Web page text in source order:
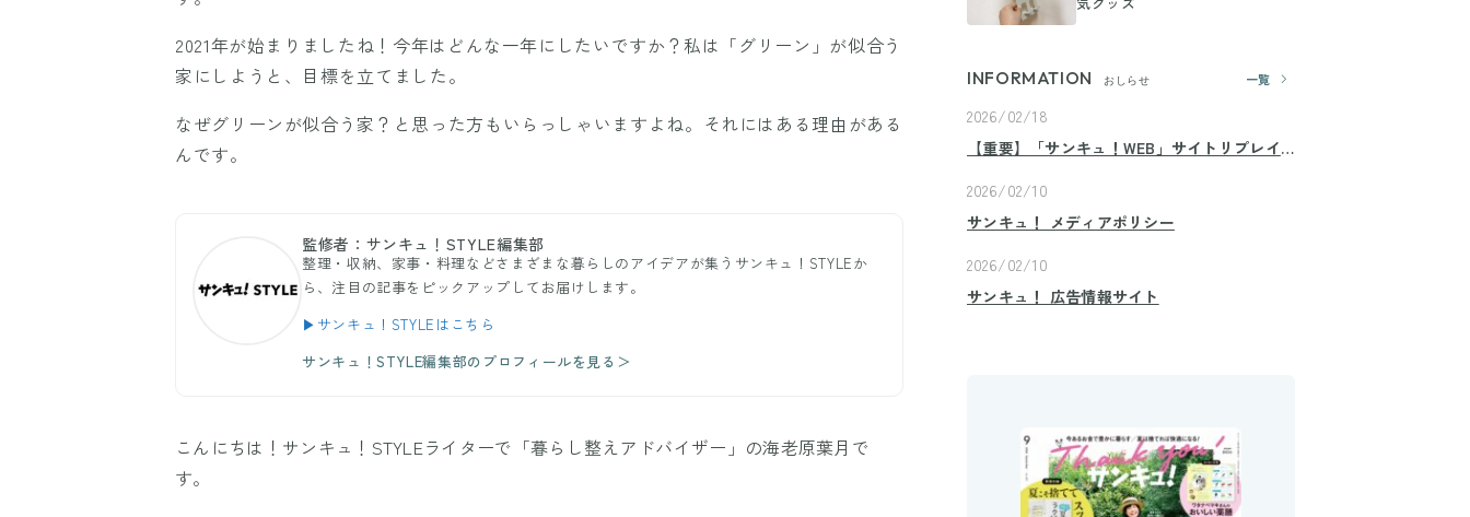
2021年が始まりましたね！今年はどんな一年にしたいですか？私は「グリーン」が似合う
家にしようと、目標を立てました。
なぜグリーンが似合う家？と思った方もいらっしゃいますよね。それにはある理由がある
んです。
監修者：サンキュ！STYLE編集部
整理・収納、家事・料理などさまざまな暮らしのアイデアが集うサンキュ！STYLEか
ら、注目の記事をピックアップしてお届けします。
▶サンキュ！STYLEはこちら
サンキュ！STYLE編集部のプロフィールを見る＞
こんにちは！サンキュ！STYLEライターで「暮らし整えアドバイザー」の海老原葉月で
す。
INFORMATION おしらせ 一覧
2026/02/18
【重要】「サンキュ！WEB」サイトリプレイ
2026/02/10
サンキュ！ メディアポリシー
2026/02/10
サンキュ！ 広告情報サイト